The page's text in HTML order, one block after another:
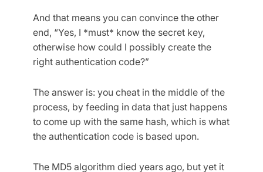
And that means you can convince the other
end, “Yes, I *must* know the secret key,
otherwise how could I possibly create the
right authentication code?”
The answer is: you cheat in the middle of the
process, by feeding in data that just happens
to come up with the same hash, which is what
the authentication code is based upon.
The MD5 algorithm died years ago, but yet it